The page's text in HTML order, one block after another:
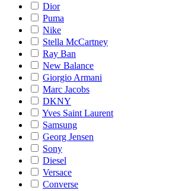
Dior
Puma
Nike
Stella McCartney
Ray Ban
New Balance
Giorgio Armani
Marc Jacobs
DKNY
Yves Saint Laurent
Samsung
Georg Jensen
Sony
Diesel
Versace
Converse